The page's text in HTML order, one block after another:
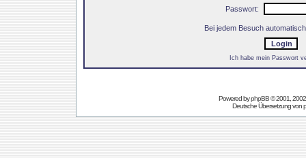
Passwort:
Bei jedem Besuch
Ich habe mein Passwort
Powered byphpBB© 2001,
Deutsche Übersetzung von